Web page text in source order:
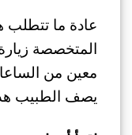
عادة ما تتطلب
المتخصصة
معين من
يصف الطبيب